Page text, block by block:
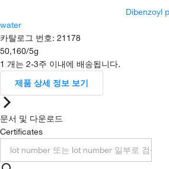
Dibenzoyl
water
카탈로그 번호: 21178
50,160/5g
1 개는 2-3주 이내에 배송됩니다.
제품 상세 정보 보기
문서 및 다운로드
Certificates